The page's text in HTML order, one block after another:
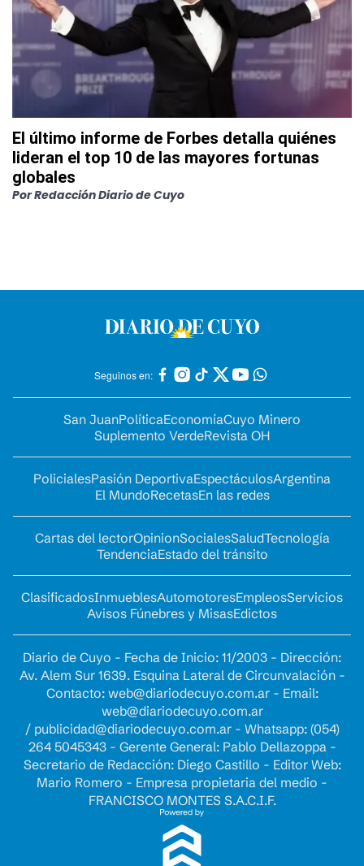
El último informe de Forbes detalla quiénes
lideran el top 10 de las mayores fortunas
globales
PorRedacción Diario de Cuyo
Seguinos en:
San JuanPolíticaEconomíaCuyo Minero
Suplemento VerdeRevista OH
PolicialesPasión DeportivaEspectáculosArgentina
El MundoRecetasEn las redes
Cartas del lectorOpinionSocialesSaludTecnología
TendenciaEstado del tránsito
ClasificadosInmueblesAutomotoresEmpleosServicios
Avisos Fúnebres y MisasEdictos
Diario de Cuyo - Fecha de Inicio: 11/2003 - Dirección:
Av. Alem Sur 1639. Esquina Lateral de Circunvalación -
Contacto: web@diariodecuyo.com.ar- Email:
web@diariodecuyo.com.ar
/ publicidad@diariodecuyo.com.ar- Whatsapp: (054)
264 5045343 - Gerente General: Pablo Dellazoppa -
Secretario de Redacción: Diego Castillo - Editor Web:
Mario Romero - Empresa propietaria del medio -
FRANCISCO MONTES S.A.C.I.F.